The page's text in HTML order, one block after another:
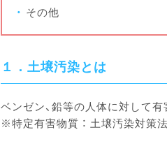
その他
１．土壌汚染とは
ベンゼン、鉛等の人体に対して
※特定有害物質 ： 土壌汚染対策